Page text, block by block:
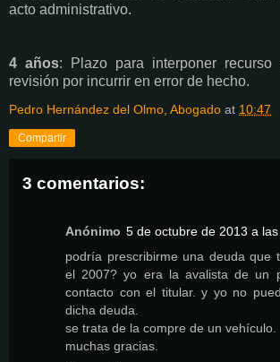
acto administrativo.
4 años: Plazo para interponer recurso
revisión por incurrir en error de hecho.
Pedro Hernández del Olmo, Abogado at 10:47
Compartir
3 comentarios:
Anónimo 5 de octubre de 2013 a
podría prescribirme una deuda que
el 2007? yo era la avalista de un
contacto con el titular. y yo no
dicha deuda.
se trata de la compre de un vehículo.
muchas gracias.